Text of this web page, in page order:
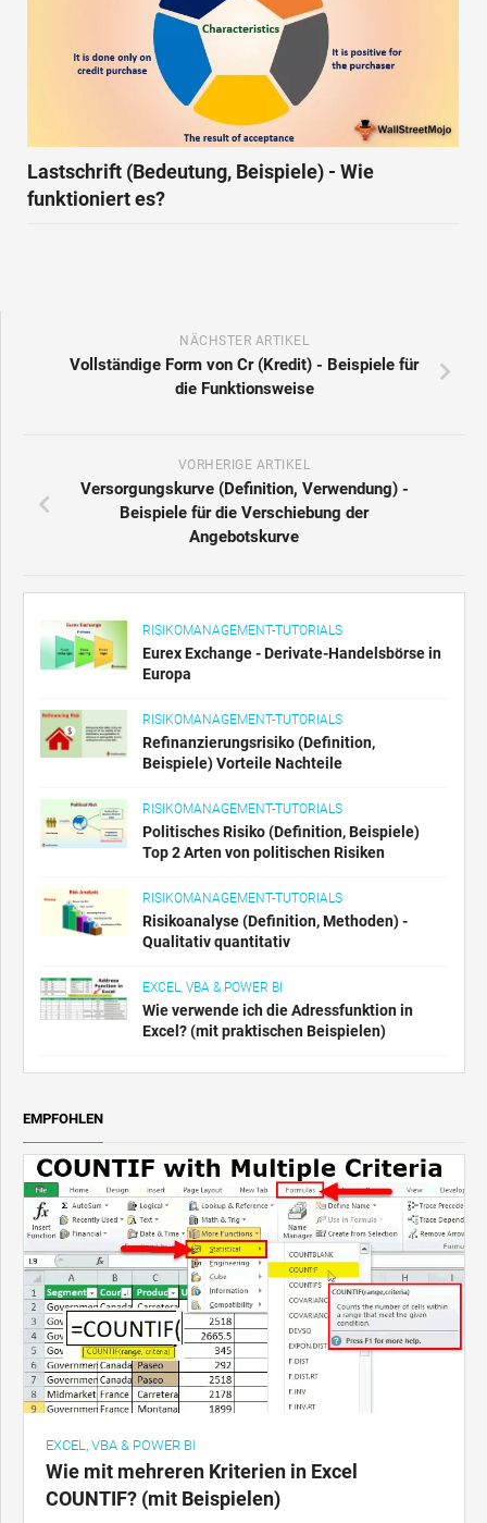
Lastschrift (Bedeutung, Beispiele) - Wie
funktioniert es?
NÄCHSTER ARTIKEL
Vollständige Form von Cr (Kredit) - Beispiele für
die Funktionsweise
VORHERIGE ARTIKEL
Versorgungskurve (Definition, Verwendung) -
Beispiele für die Verschiebung der
Angebotskurve
RISIKOMANAGEMENT-TUTORIALS
Eurex Exchange - Derivate-Handelsbörse in
Europa
RISIKOMANAGEMENT-TUTORIALS
Refinanzierungsrisiko (Definition,
Beispiele) Vorteile Nachteile
RISIKOMANAGEMENT-TUTORIALS
Politisches Risiko (Definition, Beispiele)
Top 2 Arten von politischen Risiken
RISIKOMANAGEMENT-TUTORIALS
Risikoanalyse (Definition, Methoden) -
Qualitativ quantitativ
EXCEL, VBA & POWER BI
Wie verwende ich die Adressfunktion in
Excel? (mit praktischen Beispielen)
EMPFOHLEN
EXCEL, VBA & POWER BI
Wie mit mehreren Kriterien in Excel
COUNTIF? (mit Beispielen)